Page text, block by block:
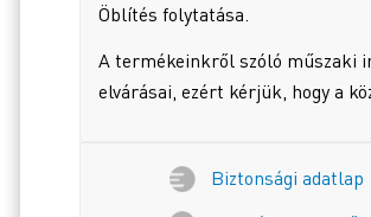
Öblítés folytatása.
A termékeinkről szóló műszaki
elvárásai, ezért kérjük, hogy a
Biztonsági adatlap